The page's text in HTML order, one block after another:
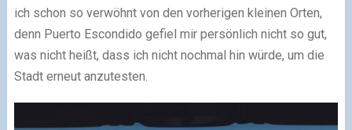
ich schon so verwöhnt von den vorherigen kleinen Orten,
denn Puerto Escondido gefiel mir persönlich nicht so gut,
was nicht heißt, dass ich nicht nochmal hin würde, um die
Stadt erneut anzutesten.